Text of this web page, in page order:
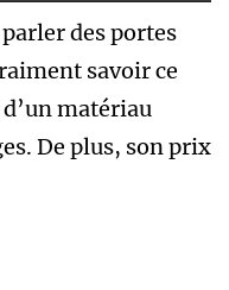
des portes
savoir ce
matériau
De plus, son prix